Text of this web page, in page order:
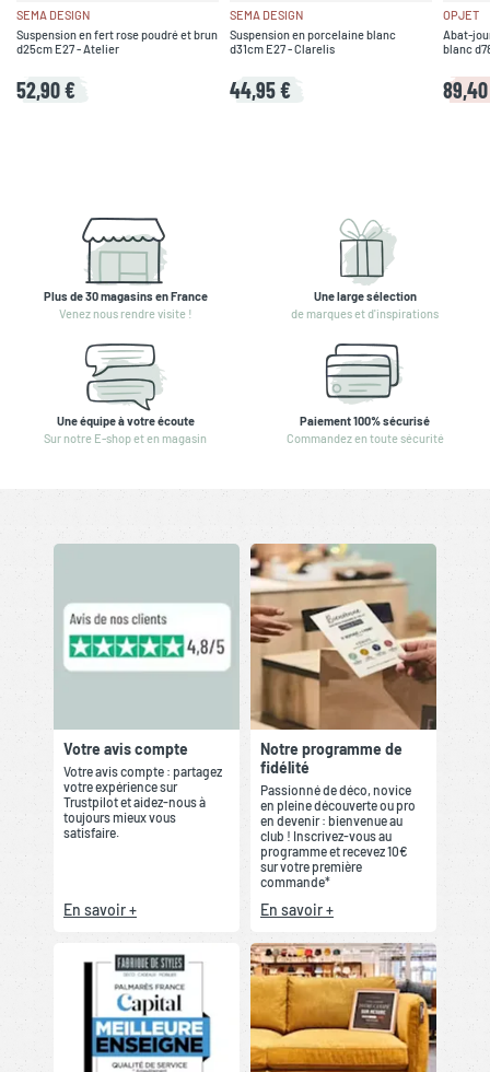
SEMA DESIGN
Suspension en fert rose poudré et brun
d25cm E27 - Atelier
52,90 €
SEMA DESIGN
Suspension en porcelaine blanc
d31cm E27 - Clarelis
44,95 €
OPJET
Abat-
blanc
Plus de 30 magasins en France
Venez nous rendre visite !
Une large sélection
de marques et d'inspirations
Une équipe à votre écoute
Sur notre E-shop et en magasin
Paiement 100% sécurisé
Commandez en toute sécurité
Votre avis compte
Votre avis compte : partagez
votre expérience sur
Trustpilot et aidez-nous à
toujours mieux vous
satisfaire.
En savoir +
Notre programme de
fidélité
Passionné de déco, novice
en pleine découverte ou pro
en devenir : bienvenue au
club ! Inscrivez-vous au
programme et recevez 10€
sur votre première
commande*
En savoir +